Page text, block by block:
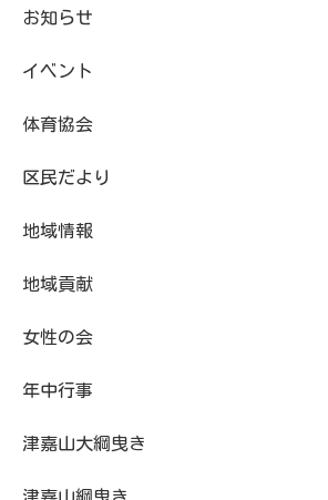
お知らせ
イベント
体育協会
区民だより
地域情報
地域貢献
女性の会
年中行事
津嘉山大綱曳き